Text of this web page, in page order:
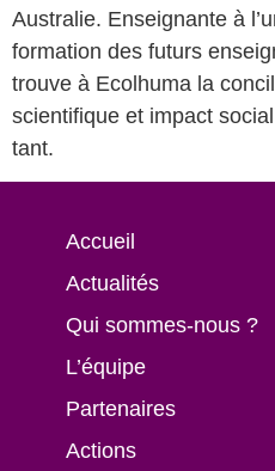
Australie. Enseignante à
formation des futurs
trouve à Ecolhuma la
scientifique et impact
tant.
Accueil
Actualités
Qui sommes-nous ?
L’équipe
Partenaires
Actions